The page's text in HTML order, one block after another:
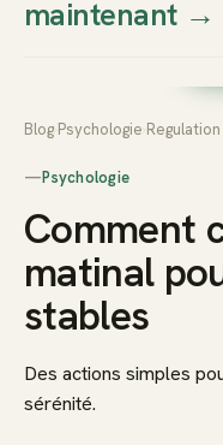
Thierry
maintenant→
Blog Psychologie
—Psychologie
Comment
matinal
stables
Des actions simples
sérénité.